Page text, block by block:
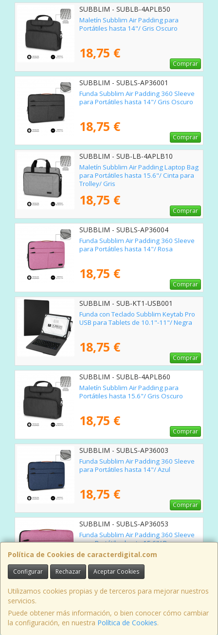
SUBBLIM - SUBLB-4APLB50
Maletín Subblim Air Padding para
Portátiles hasta 14"/ Gris Oscuro
18,75 €
Comprar
SUBBLIM - SUBLS-AP36001
Funda Subblim Air Padding 360 Sleeve
para Portátiles hasta 14"/ Gris Oscuro
18,75 €
Comprar
SUBBLIM - SUB-LB-4APLB10
Maletín Subblim Air Padding Laptop Bag
para Portátiles hasta 15.6"/ Cinta para
Trolley/ Gris
18,75 €
Comprar
SUBBLIM - SUBLS-AP36004
Funda Subblim Air Padding 360 Sleeve
para Portátiles hasta 14"/ Rosa
18,75 €
Comprar
SUBBLIM - SUB-KT1-USB001
Funda con Teclado Subblim Keytab Pro
USB para Tablets de 10.1"-11"/ Negra
18,75 €
Comprar
SUBBLIM - SUBLB-4APLB60
Maletín Subblim Air Padding para
Portátiles hasta 15.6"/ Gris Oscuro
18,75 €
Comprar
SUBBLIM - SUBLS-AP36003
Funda Subblim Air Padding 360 Sleeve
para Portátiles hasta 14"/ Azul
18,75 €
Comprar
SUBBLIM - SUBLS-AP36053
Funda Subblim Air Padding 360 Sleeve
para Portátiles hasta 15.6"/ Rosa
18,75 €
SUBBLIM - SUBLS-AP36052
Funda Subblim Air Padding 360 Sleeve
para Portátiles hasta 15.6"/ Azul
Política de Cookies de caracterdigital.com
Configurar Rechazar Aceptar Cookies
Utilizamos cookies propias y de terceros para mejorar nuestros
servicios.
Puede obtener más información, o bien conocer cómo cambiar
la configuración, en nuestra Política de Cookies.